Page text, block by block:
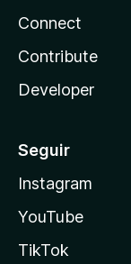
Connect
Contribute
Developer
Seguir
Instagram
YouTube
TikTok